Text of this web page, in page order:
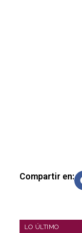
Compartir en:
LO ÚLTIMO